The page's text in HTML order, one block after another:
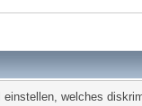
welches